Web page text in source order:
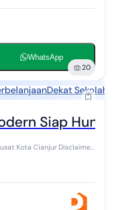
WhatsApp
20
Dekat Sekolah
Siap Huni
Cianjur Disclaimer